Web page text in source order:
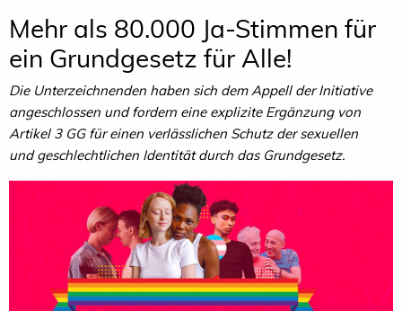
Mehr als 80.000 Ja-Stimmen für
ein Grundgesetz für Alle!
Die Unterzeichnenden haben sich dem Appell der Initiative
angeschlossen und fordern eine explizite Ergänzung von
Artikel 3 GG für einen verlässlichen Schutz der sexuellen
und geschlechtlichen Identität durch das Grundgesetz.